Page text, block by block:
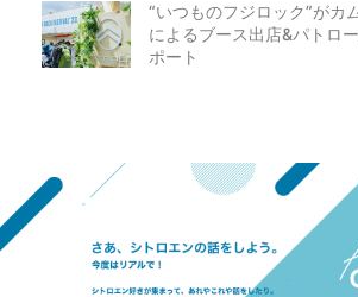
“いつものフジロック”がカ
によるブース出店&パトロ
ポート